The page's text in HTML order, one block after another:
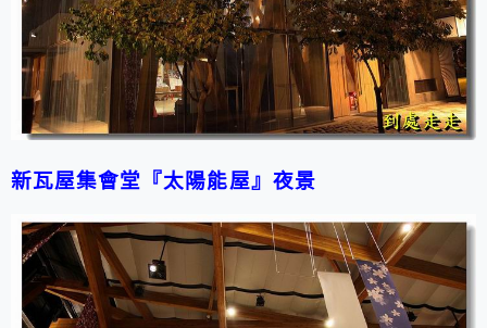
新瓦屋集會堂『太陽能屋』夜景